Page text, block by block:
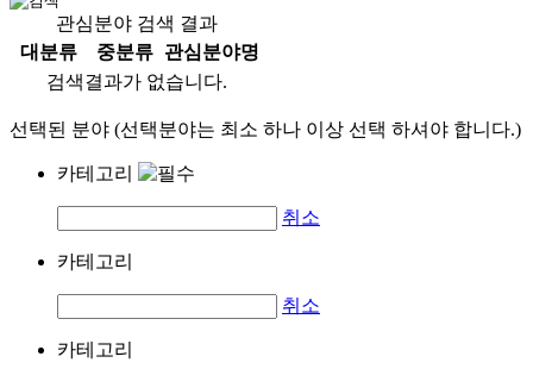
관심분야 검색 결과
대분류
중분류
관심분야명
검색결과가 없습니다.
선택된 분야 (선택분야는 최소 하나 이상 선택 하셔야 합니다.)
카테고리
취소
카테고리
취소
카테고리